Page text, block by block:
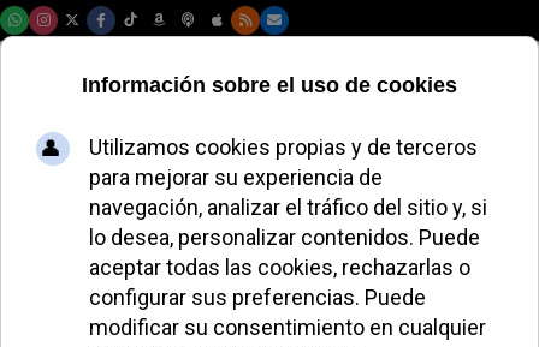
«El cambio llegó,
pero no la
democracia»: